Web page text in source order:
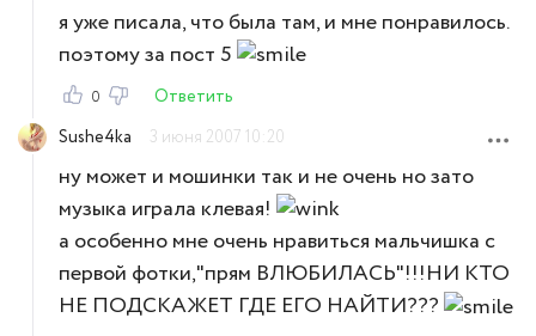
я уже писала, что была там, и мне понравилось.
поэтому за пост 5
0
Ответить
Sushe4ka
3 июня 2007 10:20
ну может и мошинки так и не очень но зато
музыка играла клевая!
а особенно мне очень нравиться мальчишка с
первой фотки,"прям ВЛЮБИЛАСЬ"!!!НИ КТО
НЕ ПОДСКАЖЕТ ГДЕ ЕГО НАЙТИ???